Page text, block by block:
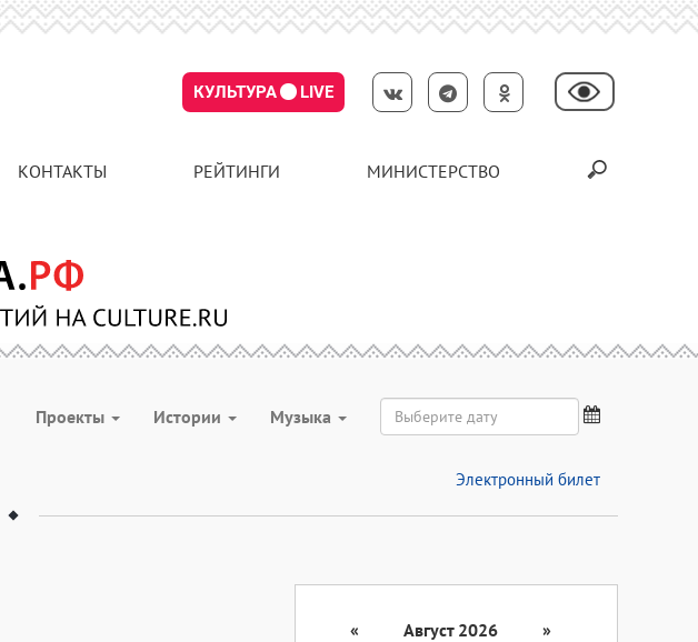
КУЛЬТУРА LIVE
КОНТАКТЫ РЕЙТИНГИ МИНИСТЕРСТВО
Проекты Истории Музыка
Электронный билет
« Август 2026
»